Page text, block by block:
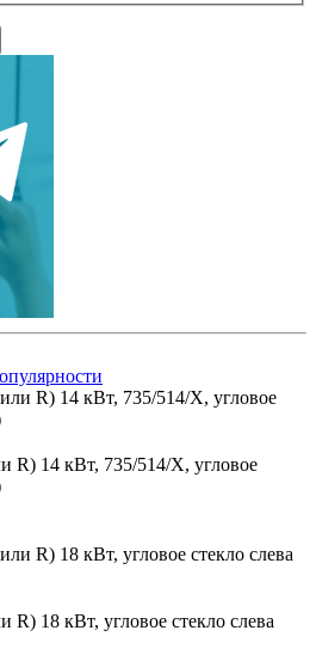
R) 14 кВт, 735/514/X, угловое
18 кВт, угловое стекло слева